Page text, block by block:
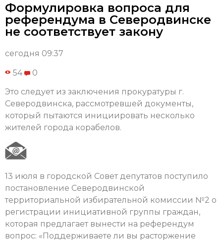
Формулировка вопроса для
референдума в Северодвинске
не соответствует закону
сегодня 09:37
54 0
Это следует из заключения прокуратуры г.
Северодвинска, рассмотревшей документы,
который пытаются инициировать несколько
жителей города корабелов.
13 июля в городской Совет депутатов поступило
постановление Северодвинской
территориальной избирательной комиссии №2 о
регистрации инициативной группы граждан,
которая предлагает вынести на референдум
вопрос: «Поддерживаете ли вы расторжение